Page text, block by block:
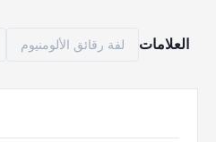
العلامات لفة رقائق الألومنيوم